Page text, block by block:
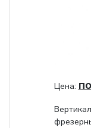
Цена: